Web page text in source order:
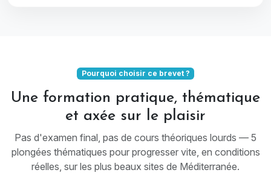
Pourquoi choisir ce brevet ?
Une formation pratique, thématique
et axée sur le plaisir
Pas d'examen final, pas de cours théoriques lourds — 5
plongées thématiques pour progresser vite, en conditions
réelles, sur les plus beaux sites de Méditerranée.